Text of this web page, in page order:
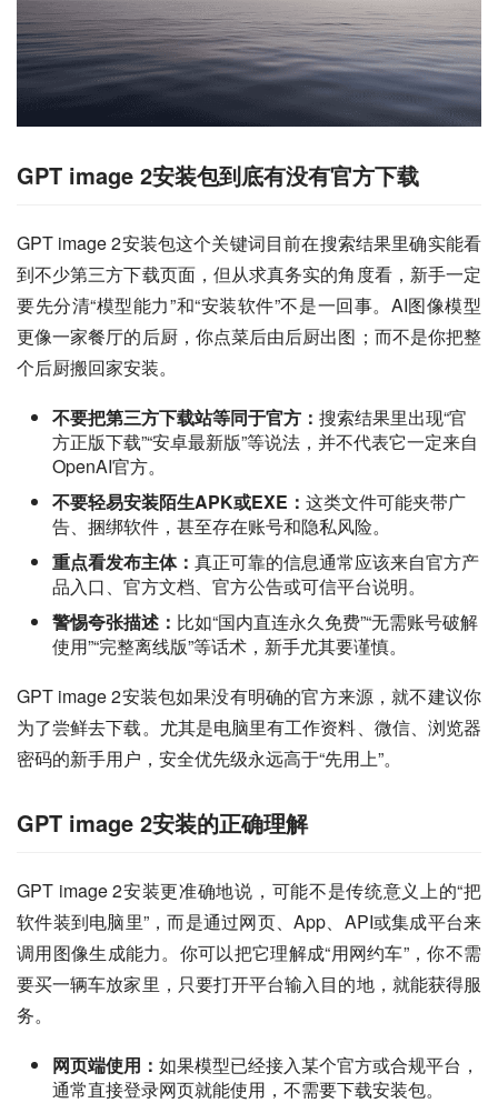
GPT image 2安装包到底有没有官方下载
GPT image 2安装包这个关键词目前在搜索结果里确实能看
到不少第三方下载页面，但从求真务实的角度看，新手一定
要先分清“模型能力”和“安装软件”不是一回事。AI图像模型
更像一家餐厅的后厨，你点菜后由后厨出图；而不是你把整
个后厨搬回家安装。
不要把第三方下载站等同于官方： 搜索结果里出现“官
方正版下载”“安卓最新版”等说法，并不代表它一定来自
OpenAI官方。
不要轻易安装陌生APK或EXE： 这类文件可能夹带广
告、捆绑软件，甚至存在账号和隐私风险。
重点看发布主体： 真正可靠的信息通常应该来自官方产
品入口、官方文档、官方公告或可信平台说明。
警惕夸张描述： 比如“国内直连永久免费”“无需账号破解
使用”“完整离线版”等话术，新手尤其要谨慎。
GPT image 2安装包如果没有明确的官方来源，就不建议你
为了尝鲜去下载。尤其是电脑里有工作资料、微信、浏览器
密码的新手用户，安全优先级永远高于“先用上”。
GPT image 2安装的正确理解
GPT image 2安装更准确地说，可能不是传统意义上的“把
软件装到电脑里”，而是通过网页、App、API或集成平台来
调用图像生成能力。你可以把它理解成“用网约车”，你不需
要买一辆车放家里，只要打开平台输入目的地，就能获得服
务。
网页端使用： 如果模型已经接入某个官方或合规平台，
通常直接登录网页就能使用，不需要下载安装包。